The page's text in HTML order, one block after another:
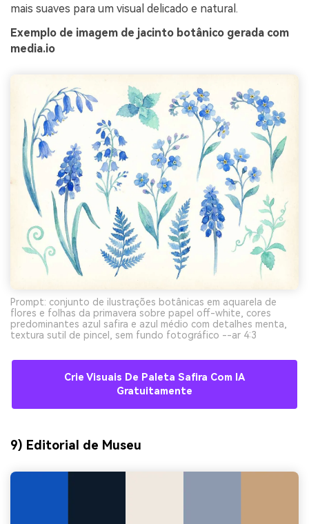
mais suaves para um visual delicado e natural.
Exemplo de imagem de jacinto botânico gerada com
media.io
Prompt: conjunto de ilustrações botânicas em aquarela de
flores e folhas da primavera sobre papel off-white, cores
predominantes azul safira e azul médio com detalhes menta,
textura sutil de pincel, sem fundo fotográfico --ar 4:3
Crie Visuais De Paleta Safira Com IA
Gratuitamente
9) Editorial de Museu